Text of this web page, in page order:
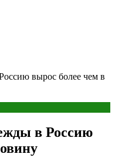
вырос более чем в
в Россию